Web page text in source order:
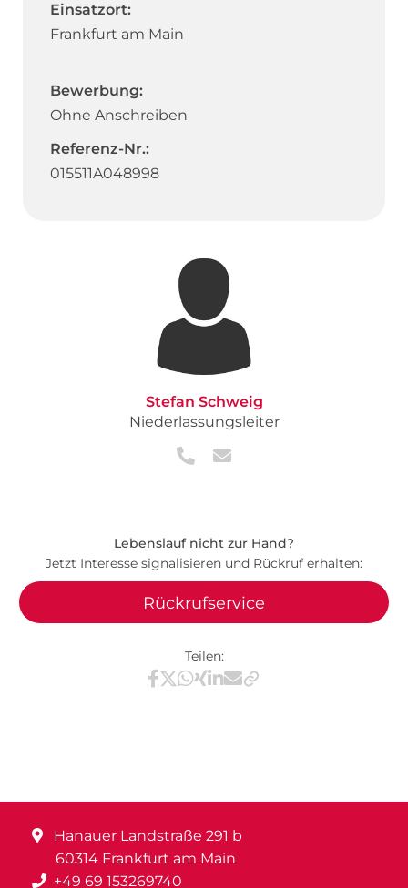
Einsatzort:
Frankfurt am Main
Bewerbung:
Ohne Anschreiben
Referenz-Nr.:
015511A048998
Stefan Schweig
Niederlassungsleiter
Lebenslauf nicht zur Hand?
Jetzt Interesse signalisieren und Rückruf erhalten:
Rückrufservice
Teilen:
Teilen via Facebook
Teilen via X / Twitter
Teilen via WhatsApp
Teilen via Xing
Teilen via LinkedIn
Teilen via E-Mail
Hanauer Landstraße 291 b
60314 Frankfurt am Main
+49 69 153269740